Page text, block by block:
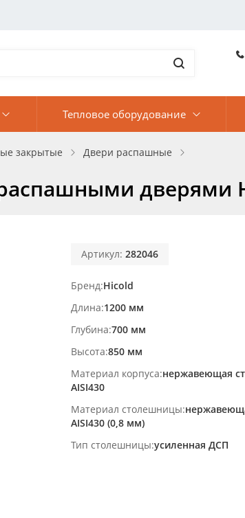
Тепловое оборудование
закрытые
Двери распашные
дверями
Артикул: 282046
Бренд Hicold
Длина 1200 мм
Глубина 700 мм
Высота 850 мм
Материал корпуса нержавеющая
AISI430
Материал столешницы
AISI430 (0,8 мм)
Тип столешницы усиленная ДСП